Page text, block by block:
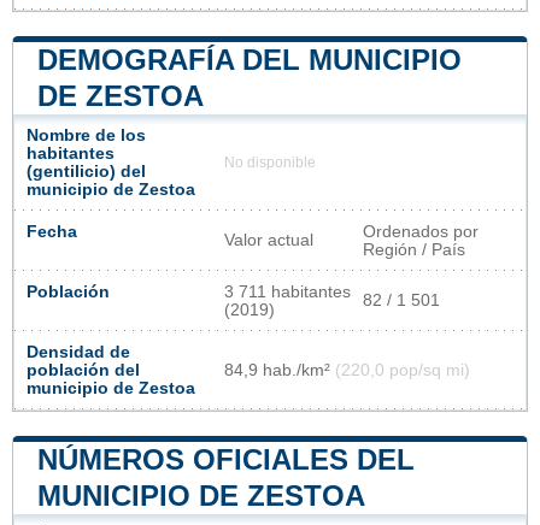
DEMOGRAFÍA DEL MUNICIPIO
DE ZESTOA
Nombre de los
habitantes
(gentilicio) del
municipio de Zestoa
No disponible
Fecha Valor actual
Ordenados por
Región / País
Población
3 711 habitantes
(2019)
82 / 1 501
Densidad de
población del
municipio de Zestoa
84,9 hab./km² (220,0 pop/sq mi)
NÚMEROS OFICIALES DEL
MUNICIPIO DE ZESTOA